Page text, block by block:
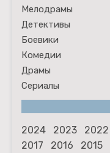
Мелодрамы
Детективы
Боевики
Комедии
Драмы
Сериалы
2024 2023 2022
2017
2016 2015